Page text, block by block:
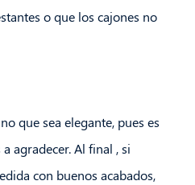
o que los cajones no
que sea elegante, pues es
agradecer. Al final , si
con buenos acabados,